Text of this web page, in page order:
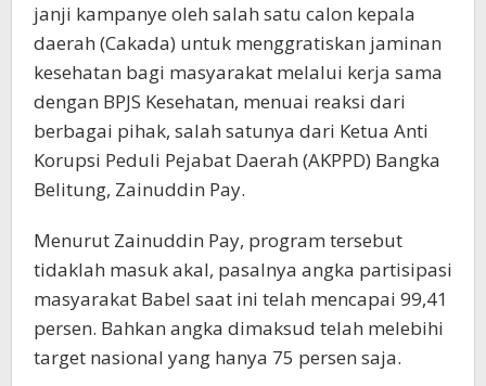
janji kampanye oleh salah satu calon kepala
daerah (Cakada) untuk menggratiskan jaminan
kesehatan bagi masyarakat melalui kerja sama
dengan BPJS Kesehatan, menuai reaksi dari
berbagai pihak, salah satunya dari Ketua Anti
Korupsi Peduli Pejabat Daerah (AKPPD) Bangka
Belitung, Zainuddin Pay.
Menurut Zainuddin Pay, program tersebut
tidaklah masuk akal, pasalnya angka partisipasi
masyarakat Babel saat ini telah mencapai 99,41
persen. Bahkan angka dimaksud telah melebihi
target nasional yang hanya 75 persen saja.